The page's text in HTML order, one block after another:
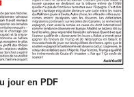
jour en PDF